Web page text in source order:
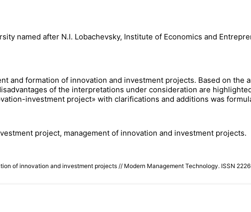
named after N.I. Lobachevsky, Institute of Economics and
and formation of innovation and investment projects. Based on the
of the interpretations under consideration are
investment project» with clarifications and additions was
project, management of innovation and investment projects.
of innovation and investment projects // Modern Management Technology. ISSN